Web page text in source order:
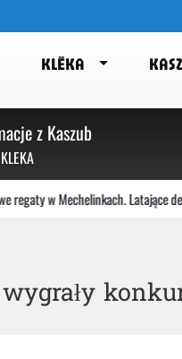
KLËKA
z Kaszub
w Mechelinkach. Latające deski na